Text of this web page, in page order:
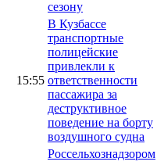
сезону
15:55
В Кузбассе
транспортные
полицейские
привлекли к
ответственности
пассажира за
деструктивное
поведение на борту
воздушного судна
Россельхознадзором